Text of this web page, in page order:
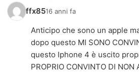
ffx8516 anni fa
Anticipo che sono un apple
dopo questo MI SONO
questo Iphone 4 è uscito
PROPRIO CONVINTO DI NON